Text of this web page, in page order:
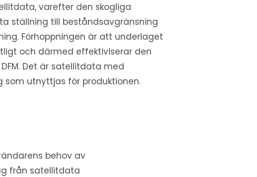
varefter den skogliga
ställning till beståndsavgränsning
Förhoppningen är att underlaget
och därmed effektiviserar den
Det är satellitdata med
som utnyttjas för produktionen.
behov av
från satellitdata